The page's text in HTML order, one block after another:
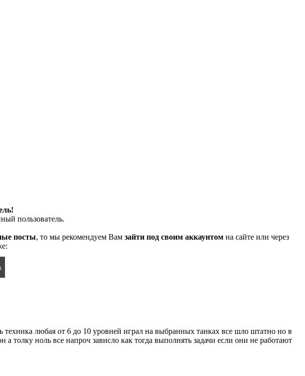
пользователь.
посты, то мы рекомендуем Вам зайти под своим аккаунтомна сайте или через
техника любая от 6 до 10 уровней играл на выбранных танках все шло штатно но в
толку ноль все напроч зависло как тогда выполнять задачи если они не работают